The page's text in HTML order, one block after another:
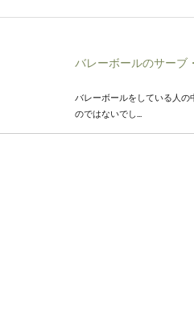
バレーボールのサーブ
バレーボールをしている人
のではないでし...